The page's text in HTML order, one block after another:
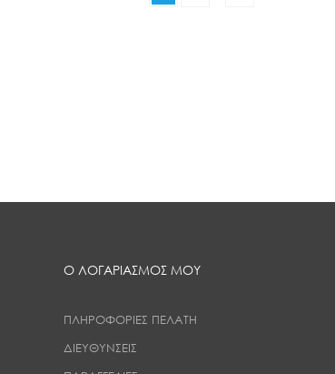
Ο ΛΟΓΑΡΙΑΣΜΟΣ ΜΟΥ
ΠΛΗΡΟΦΟΡΙΕΣ ΠΕΛΑΤΗ
ΔΙΕΥΘΥΝΣΕΙΣ